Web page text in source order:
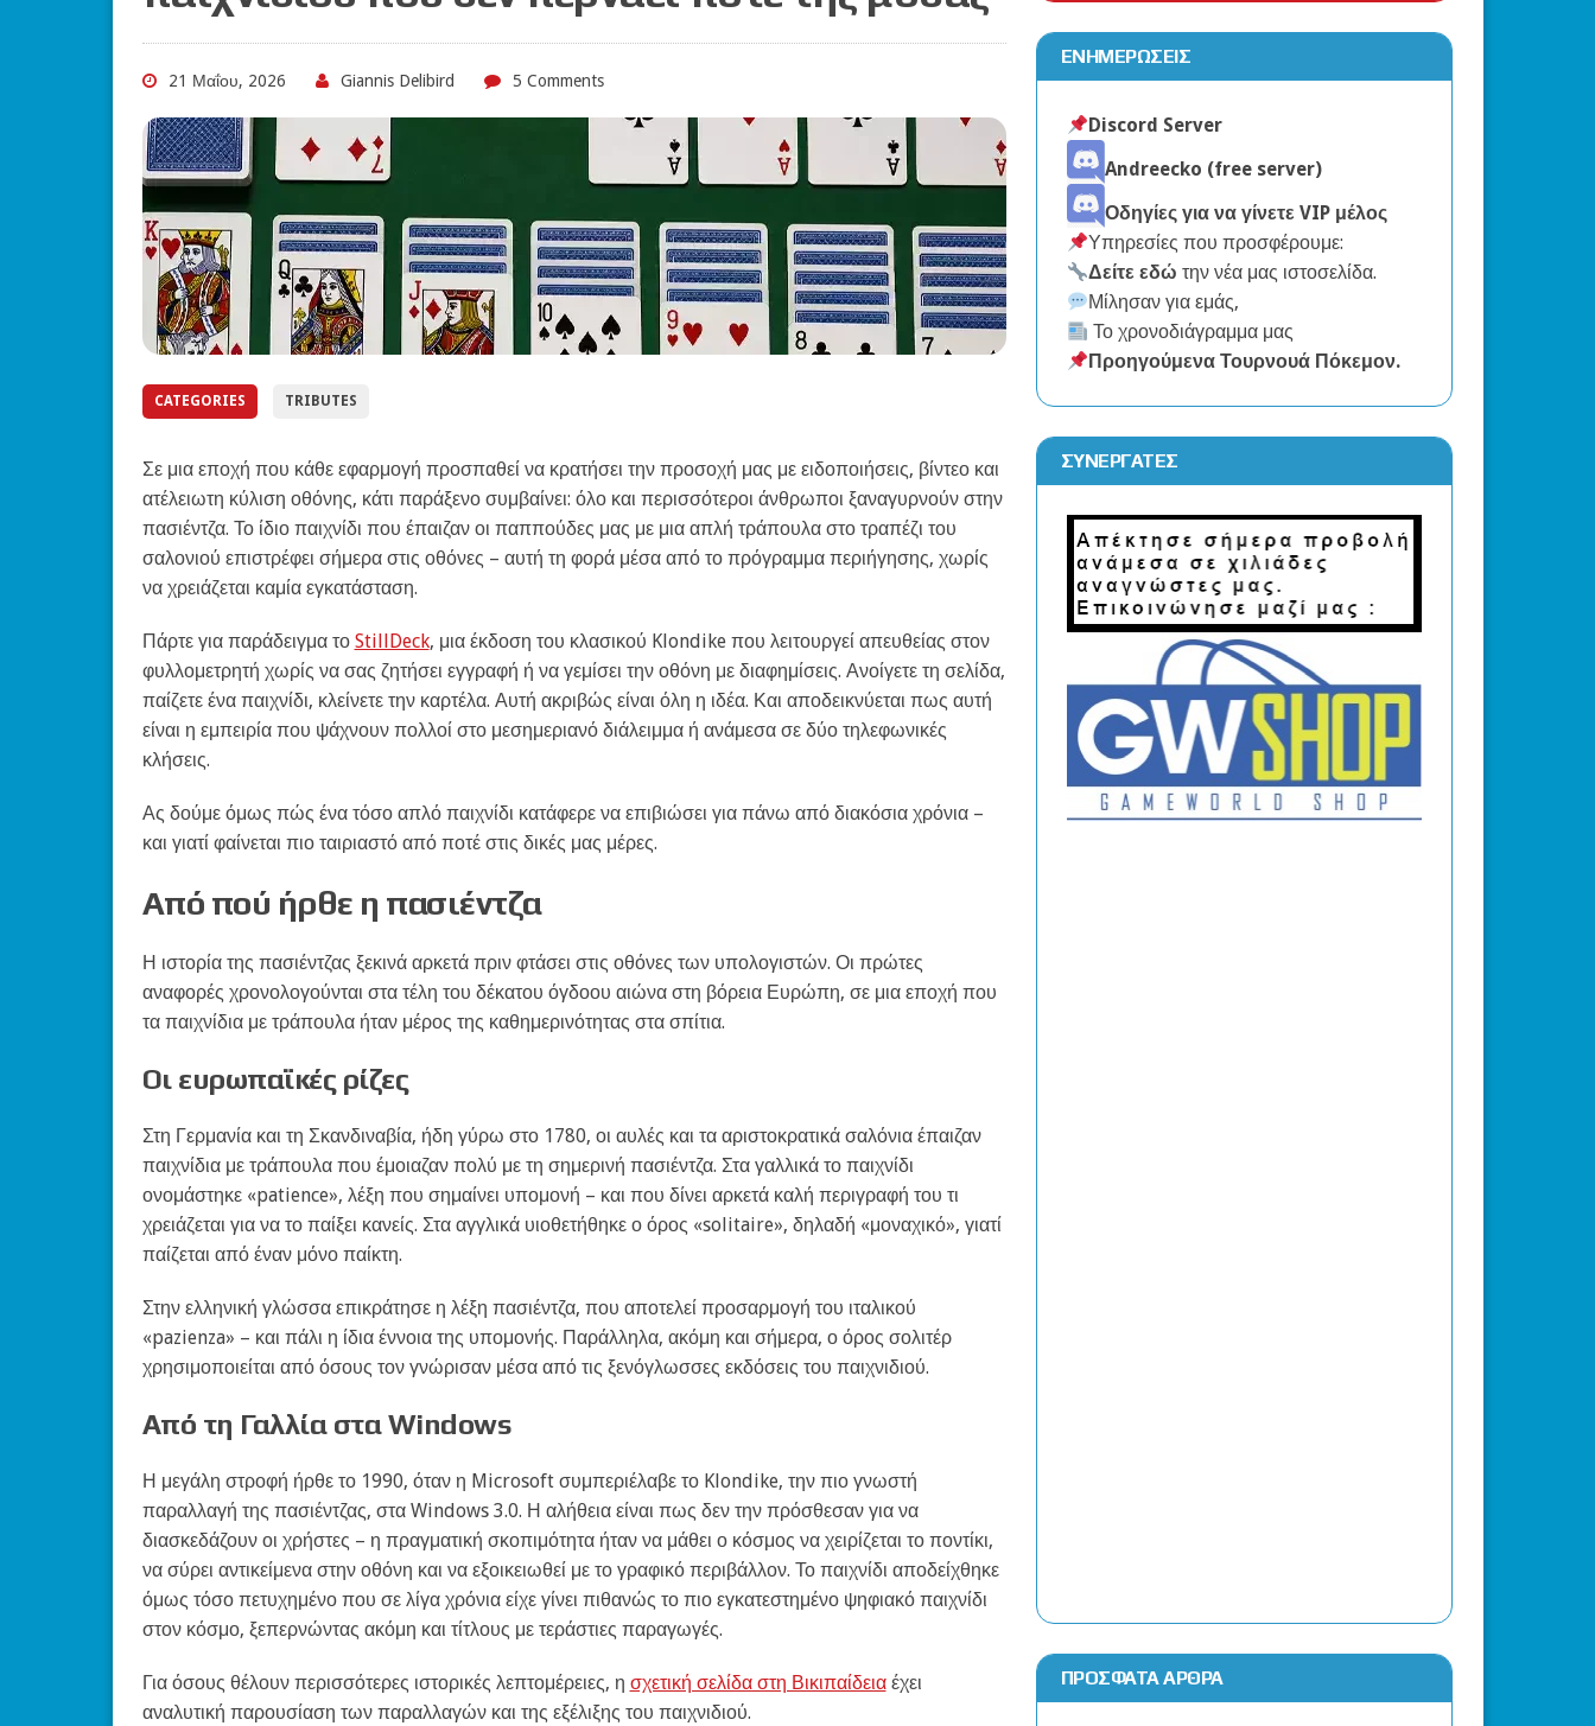
21 Μαΐου, 2026 Giannis Delibird 5 Comments
CATEGORIES TRIBUTES
Σε μια εποχή που κάθε εφαρμογή προσπαθεί να κρατήσει την προσοχή μας με ειδοποιήσεις, βίντεο και
ατέλειωτη κύλιση οθόνης, κάτι παράξενο συμβαίνει: όλο και περισσότεροι άνθρωποι ξαναγυρνούν στην
πασιέντζα. Το ίδιο παιχνίδι που έπαιζαν οι παππούδες μας με μια απλή τράπουλα στο τραπέζι του
σαλονιού επιστρέφει σήμερα στις οθόνες – αυτή τη φορά μέσα από το πρόγραμμα περιήγησης, χωρίς
να χρειάζεται καμία εγκατάσταση.
Πάρτε για παράδειγμα το StillDeck, μια έκδοση του κλασικού Klondike που λειτουργεί απευθείας στον
φυλλομετρητή χωρίς να σας ζητήσει εγγραφή ή να γεμίσει την οθόνη με διαφημίσεις. Ανοίγετε τη σελίδα,
παίζετε ένα παιχνίδι, κλείνετε την καρτέλα. Αυτή ακριβώς είναι όλη η ιδέα. Και αποδεικνύεται πως αυτή
είναι η εμπειρία που ψάχνουν πολλοί στο μεσημεριανό διάλειμμα ή ανάμεσα σε δύο τηλεφωνικές
κλήσεις.
Ας δούμε όμως πώς ένα τόσο απλό παιχνίδι κατάφερε να επιβιώσει για πάνω από διακόσια χρόνια –
και γιατί φαίνεται πιο ταιριαστό από ποτέ στις δικές μας μέρες.
Από πού ήρθε η πασιέντζα
Η ιστορία της πασιέντζας ξεκινά αρκετά πριν φτάσει στις οθόνες των υπολογιστών. Οι πρώτες
αναφορές χρονολογούνται στα τέλη του δέκατου όγδοου αιώνα στη βόρεια Ευρώπη, σε μια εποχή που
τα παιχνίδια με τράπουλα ήταν μέρος της καθημερινότητας στα σπίτια.
Οι ευρωπαϊκές ρίζες
Στη Γερμανία και τη Σκανδιναβία, ήδη γύρω στο 1780, οι αυλές και τα αριστοκρατικά σαλόνια έπαιζαν
παιχνίδια με τράπουλα που έμοιαζαν πολύ με τη σημερινή πασιέντζα. Στα γαλλικά το παιχνίδι
ονομάστηκε «patience», λέξη που σημαίνει υπομονή – και που δίνει αρκετά καλή περιγραφή του τι
χρειάζεται για να το παίξει κανείς. Στα αγγλικά υιοθετήθηκε ο όρος «solitaire», δηλαδή «μοναχικό», γιατί
παίζεται από έναν μόνο παίκτη.
Στην ελληνική γλώσσα επικράτησε η λέξη πασιέντζα, που αποτελεί προσαρμογή του ιταλικού
«pazienza» – και πάλι η ίδια έννοια της υπομονής. Παράλληλα, ακόμη και σήμερα, ο όρος σολιτέρ
χρησιμοποιείται από όσους τον γνώρισαν μέσα από τις ξενόγλωσσες εκδόσεις του παιχνιδιού.
Από τη Γαλλία στα Windows
Η μεγάλη στροφή ήρθε το 1990, όταν η Microsoft συμπεριέλαβε το Klondike, την πιο γνωστή
παραλλαγή της πασιέντζας, στα Windows 3.0. Η αλήθεια είναι πως δεν την πρόσθεσαν για να
διασκεδάζουν οι χρήστες – η πραγματική σκοπιμότητα ήταν να μάθει ο κόσμος να χειρίζεται το ποντίκι,
να σύρει αντικείμενα στην οθόνη και να εξοικειωθεί με το γραφικό περιβάλλον. Το παιχνίδι αποδείχθηκε
όμως τόσο πετυχημένο που σε λίγα χρόνια είχε γίνει πιθανώς το πιο εγκατεστημένο ψηφιακό παιχνίδι
στον κόσμο, ξεπερνώντας ακόμη και τίτλους με τεράστιες παραγωγές.
Για όσους θέλουν περισσότερες ιστορικές λεπτομέρειες, η σχετική σελίδα στη Βικιπαίδειαέχει
αναλυτική παρουσίαση των παραλλαγών και της εξέλιξης του παιχνιδιού.
ΕΝΗΜΕΡΏΣΕΙΣ
Discord Server
Andreecko (free server)
Οδηγίες για να γίνετε VIP μέλος
Υπηρεσίες που προσφέρουμε:
Δείτε εδώ την νέα μας ιστοσελίδα.
Μίλησαν για εμάς,
Το χρονοδιάγραμμα μας
Προηγούμενα Τουρνουά Πόκεμον.
ΣΥΝΕΡΓΆΤΕΣ
ΠΡΌΣΦΑΤΑ ΆΡΘΡΑ